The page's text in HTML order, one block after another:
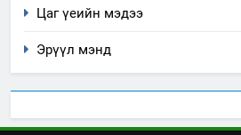
Цаг үеийн мэдээ
Эрүүл мэнд
НЭЭЛТТЭЙ
2